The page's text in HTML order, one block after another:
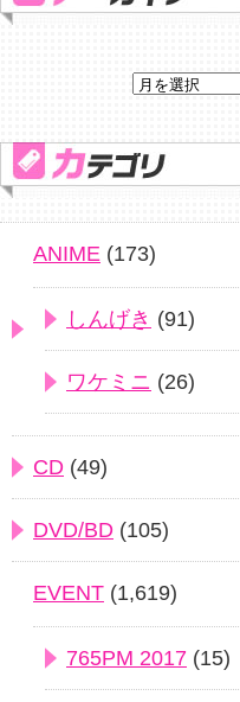
ANIME (173)
しんげき (91)
ワケミニ (26)
CD (49)
DVD/BD (105)
EVENT (1,619)
765PM 2017 (15)